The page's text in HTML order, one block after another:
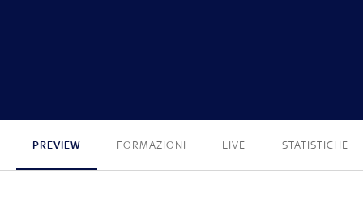
PREVIEW FORMAZIONI LIVE STATISTICHE